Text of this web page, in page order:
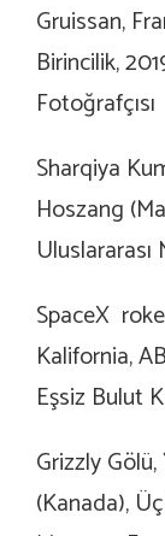
Gruissan,
Birincilik,
Fotoğrafçısı
Sharqiya
Hoszang
Uluslararası
SpaceX
Kalifornia,
Eşsiz Bulut
Grizzly
(Kanada),